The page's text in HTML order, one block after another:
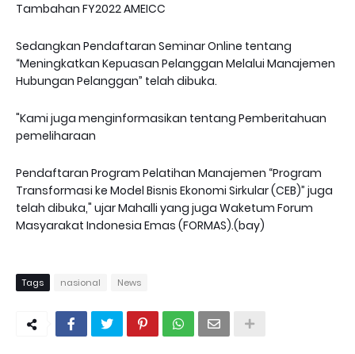
Tambahan FY2022 AMEICC
Sedangkan Pendaftaran Seminar Online tentang
“Meningkatkan Kepuasan Pelanggan Melalui Manajemen
Hubungan Pelanggan” telah dibuka.
"Kami juga menginformasikan tentang Pemberitahuan
pemeliharaan
Pendaftaran Program Pelatihan Manajemen “Program
Transformasi ke Model Bisnis Ekonomi Sirkular (CEB)” juga
telah dibuka," ujar Mahalli yang juga Waketum Forum
Masyarakat Indonesia Emas (FORMAS).(bay)
Tags nasional News